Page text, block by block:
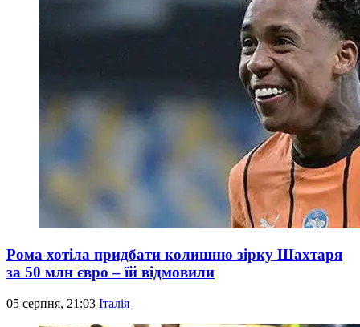
Рома хотіла придбати колишню зірку Шахтаря
за 50 млн євро – їй відмовили
05 серпня, 21:03 Італія